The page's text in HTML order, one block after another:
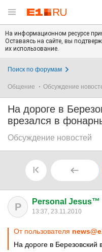
На информационном ресурсе
Оставаясь на сайте, вы
их использование.
Поиск по форумам
Общение Обсуждение
На дороге в
врезался в
Обсуждение новостей
P Personal Jesus™
13:37, 23.11.2010
От пользователя
На дороге в Березовский